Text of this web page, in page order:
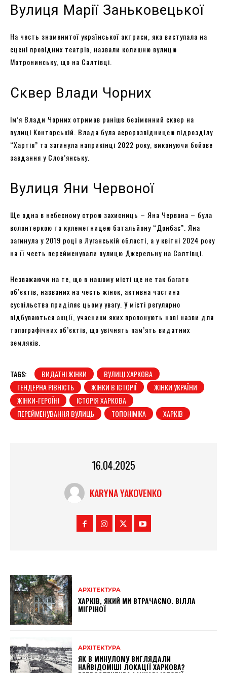
Вулиця Марії Заньковецької
На честь знаменитої української актриси, яка виступала на
сцені провідних театрів, назвали колишню вулицю
Мотронинську, що на Салтівці.
Сквер Влади Чорних
Ім’я Влади Чорних отримав раніше безіменний сквер на
вулиці Конторській. Влада була аеророзвідницею підрозділу
“Хартія” та загинула наприкінці 2022 року, виконуючи бойове
завдання у Слов’янську.
Вулиця Яни Червоної
Ще одна в небесному строю захисниць – Яна Червона – була
волонтеркою та кулеметницею батальйону “Донбас”. Яна
загинула у 2019 році в Луганській області, а у квітні 2024 року
на її честь перейменували вулицю Джерельну на Салтівці.
Незважаючи на те, що в нашому місті ще не так багато
об’єктів, названих на честь жінок, активна частина
суспільства приділяє цьому увагу. У місті регулярно
відбуваються акції, учасники яких пропонують нові назви для
топографічних об’єктів, що увічнять пам’ять видатних
земляків.
TAGS: ВИДАТНІ ЖІНКИ
ВУЛИЦІ ХАРКОВА
ГЕНДЕРНА РІВНІСТЬ
ЖІНКИ В ІСТОРІЇ
ЖІНКИ УКРАЇНИ
ЖІНКИ-ГЕРОЇНІ
ІСТОРІЯ ХАРКОВА
ПЕРЕЙМЕНУВАННЯ ВУЛИЦЬ
ТОПОНІМІКА ХАРКІВ
16.04.2025
KARYNA YAKOVENKO
АРХІТЕКТУРА
ХАРКІВ, ЯКИЙ МИ ВТРАЧАЄМО. ВІЛЛА
МІГРІНОЇ
АРХІТЕКТУРА
ЯК В МИНУЛОМУ ВИГЛЯДАЛИ
НАЙВІДОМІШІ ЛОКАЦІЇ ХАРКОВА?